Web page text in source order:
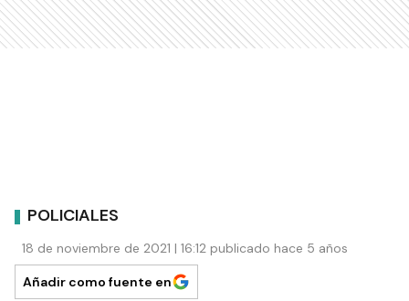
POLICIALES
18 de noviembre de 2021 | 16:12 publicado hace 5 años
Añadir como fuente en